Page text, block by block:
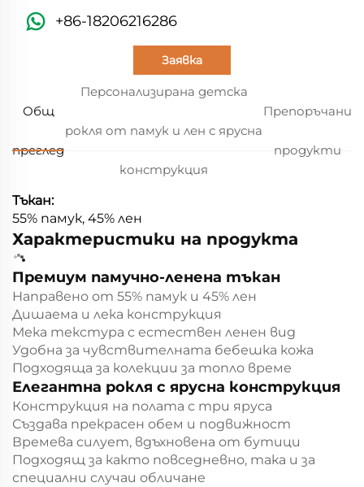
+86-18206216286
Заявка
Общ
преглед
Персонализирана детска
рокля от памук и лен с ярусна
конструкция
Препоръчани
продукти
Тъкан:
55% памук, 45% лен
Характеристики на продукта
Премиум памучно-ленена тъкан
Направено от 55% памук и 45% лен
Дишаема и лека конструкция
Мека текстура с естествен ленен вид
Удобна за чувствителната бебешка кожа
Подходяща за колекции за топло време
Елегантна рокля с ярусна конструкция
Конструкция на полата с три яруса
Създава прекрасен обем и подвижност
Времева силует, вдъхновена от бутици
Подходящ за както повседневно, така и за
специални случаи обличане